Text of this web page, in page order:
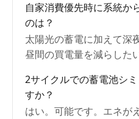
自家消費優先時に系統か
のは？
太陽光の蓄電に加えて深
昼間の買電量を減らした
2サイクルでの蓄電池シ
すか？
はい。可能です。エネが